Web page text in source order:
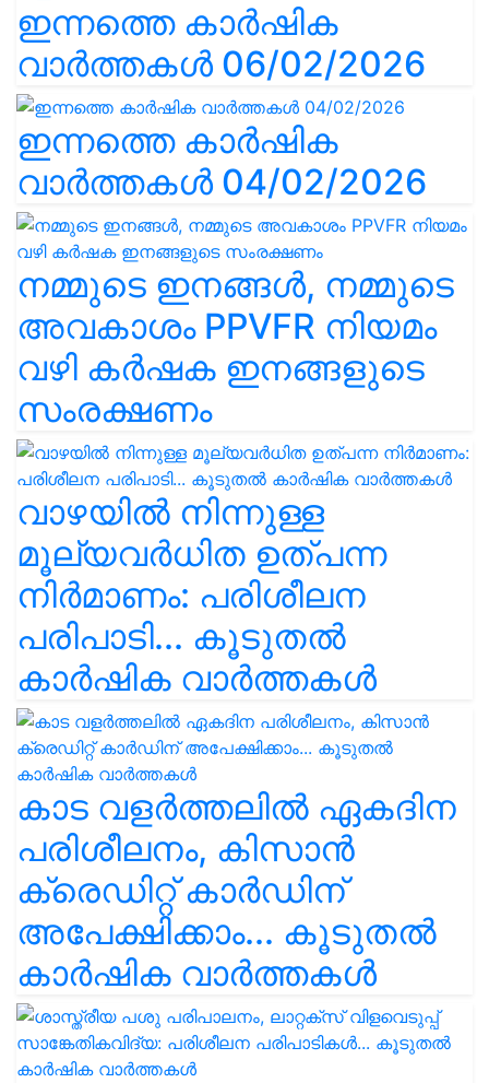
ഇന്നത്തെ കാർഷിക
വാർത്തകൾ 06/02/2026
ഇന്നത്തെ കാർഷിക
വാർത്തകൾ 04/02/2026
നമ്മുടെ ഇനങ്ങൾ, നമ്മുടെ
അവകാശം PPVFR നിയമം
വഴി കർഷക ഇനങ്ങളുടെ
സംരക്ഷണം
വാഴയിൽ നിന്നുള്ള
മൂല്യവർധിത ഉത്പന്ന
നിർമാണം: പരിശീലന
പരിപാടി... കൂടുതൽ
കാർഷിക വാർത്തകൾ
കാട വളര്‍ത്തലിൽ ഏകദിന
പരിശീലനം, കിസാൻ
ക്രെഡിറ്റ് കാർഡിന്
അപേക്ഷിക്കാം... കൂടുതൽ
കാർഷിക വാർത്തകൾ